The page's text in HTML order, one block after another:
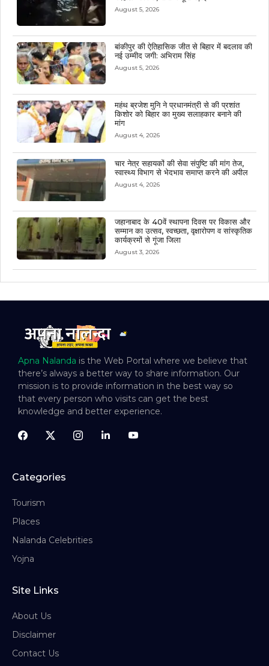
August 5, 2026
बांकीपुर की ऐतिहासिक जीत से बिहार में बदलाव की
नई उम्मीद जगी: अभिराम सिंह
August 5, 2026
महंथ ब्रजेश मुनि ने प्रधानमंत्री से की प्रशांत
किशोर को बिहार का मुख्य सलाहकार बनाने की
मांग
August 4, 2026
चार नेत्र सहायकों की सेवा संपुष्टि की मांग तेज,
स्वास्थ्य विभाग से भेदभाव समाप्त करने की अपील
August 4, 2026
जहानाबाद के 40वें स्थापना दिवस पर विकास और
सम्मान का उत्सव, स्वच्छता, वृक्षारोपण व सांस्कृतिक
कार्यक्रमों से गूंजा जिला
August 3, 2026
Apna Nalanda is the Web Portal where we believe that
there’s always a better way to share information. Our
mission is to provide information in the best way so
that every person who visits can get the best
knowledge and better experience.
Categories
Tourism
Places
Nalanda Celebrities
Yojna
Site Links
About Us
Disclaimer
Contact Us